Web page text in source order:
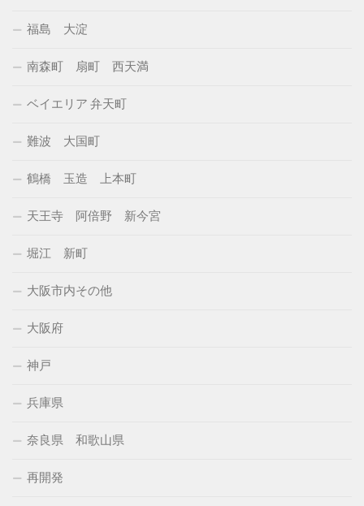
福島 大淀
南森町 扇町 西天満
ベイエリア 弁天町
難波 大国町
鶴橋 玉造 上本町
天王寺 阿倍野 新今宮
堀江 新町
大阪市内その他
大阪府
神戸
兵庫県
奈良県 和歌山県
再開発